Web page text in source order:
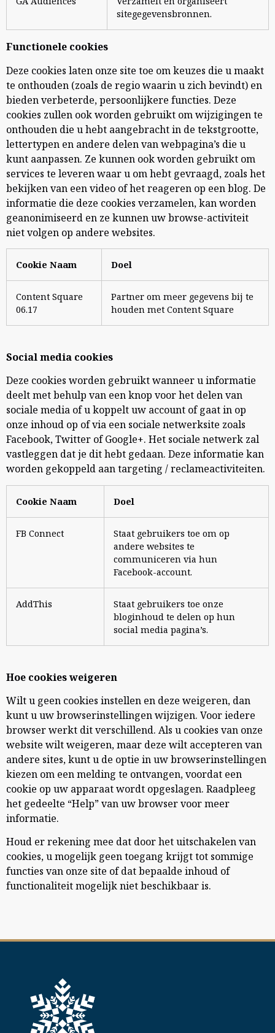
sitegegevensbronnen.
Functionele cookies
Deze cookies laten onze site toe om keuzes die u maakt
te onthouden (zoals de regio waarin u zich bevindt) en
bieden verbeterde, persoonlijkere functies. Deze
cookies zullen ook worden gebruikt om wijzigingen te
onthouden die u hebt aangebracht in de tekstgrootte,
lettertypen en andere delen van webpagina’s die u
kunt aanpassen. Ze kunnen ook worden gebruikt om
services te leveren waar u om hebt gevraagd, zoals het
bekijken van een video of het reageren op een blog. De
informatie die deze cookies verzamelen, kan worden
geanonimiseerd en ze kunnen uw browse-activiteit
niet volgen op andere websites.
Cookie Naam Doel
Content Square
06.17
Partner om meer gegevens bij te
houden met Content Square
Social media cookies
Deze cookies worden gebruikt wanneer u informatie
deelt met behulp van een knop voor het delen van
sociale media of u koppelt uw account of gaat in op
onze inhoud op of via een sociale netwerksite zoals
Facebook, Twitter of Google+. Het sociale netwerk zal
vastleggen dat je dit hebt gedaan. Deze informatie kan
worden gekoppeld aan targeting / reclameactiviteiten.
Cookie Naam Doel
FB Connect
Staat gebruikers toe om op
andere websites te
communiceren via hun
Facebook-account.
AddThis
Staat gebruikers toe onze
bloginhoud te delen op hun
social media pagina’s.
Hoe cookies weigeren
Wilt u geen cookies instellen en deze weigeren, dan
kunt u uw browserinstellingen wijzigen. Voor iedere
browser werkt dit verschillend. Als u cookies van onze
website wilt weigeren, maar deze wilt accepteren van
andere sites, kunt u de optie in uw browserinstellingen
kiezen om een melding te ontvangen, voordat een
cookie op uw apparaat wordt opgeslagen. Raadpleeg
het gedeelte “Help” van uw browser voor meer
informatie.
Houd er rekening mee dat door het uitschakelen van
cookies, u mogelijk geen toegang krijgt tot sommige
functies van onze site of dat bepaalde inhoud of
functionaliteit mogelijk niet beschikbaar is.